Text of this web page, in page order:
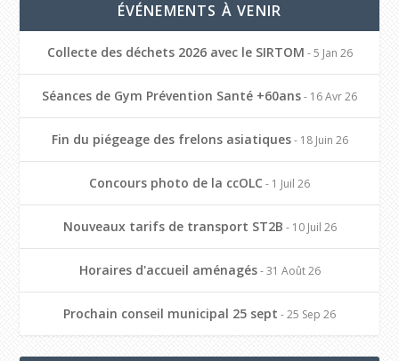
ÉVÉNEMENTS À VENIR
Collecte des déchets 2026 avec le SIRTOM - 5 Jan 26
Séances de Gym Prévention Santé +60ans- 16 Avr 26
Fin du piégeage des frelons asiatiques- 18 Juin 26
Concours photo de la ccOLC - 1 Juil 26
Nouveaux tarifs de transport ST2B - 10 Juil 26
Horaires d'accueil aménagés- 31 Août 26
Prochain conseil municipal 25 sept - 25 Sep 26